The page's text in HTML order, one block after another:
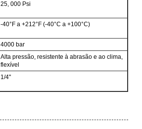
25, 000 Psi
-40°F a +212°F (-40°C a +100°C)
4000 bar
Alta pressão, resistente à abrasão e ao clima,
flexível
1/4"